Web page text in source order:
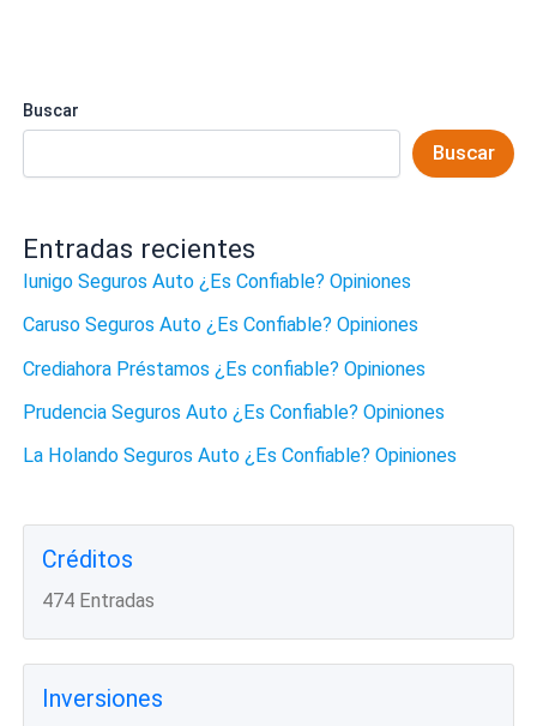
Buscar
Buscar
Entradas recientes
Iunigo Seguros Auto ¿Es Confiable? Opiniones
Caruso Seguros Auto ¿Es Confiable? Opiniones
Crediahora Préstamos ¿Es confiable? Opiniones
Prudencia Seguros Auto ¿Es Confiable? Opiniones
La Holando Seguros Auto ¿Es Confiable? Opiniones
Créditos
474 Entradas
Inversiones